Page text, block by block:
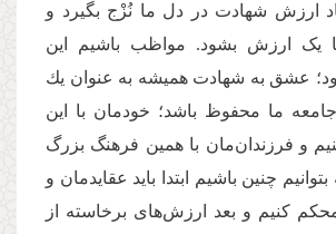
ارزش شهادت در دل ما نُزْج بگیرد و
یک ارزش بشود. مواظب باشیم این
عشق به شهادت همیشه به عنوان یك
ما محفوظ باشد؛ خودمان با این
و فرزندان‌مان با همین فرهنگ بزرگ
چنین باشیم ابتدا باید عقایدمان و
کنیم و بعد ارزش‌های برخاسته از